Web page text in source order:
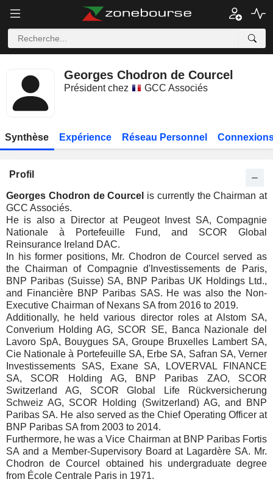
Georges Chodron de Courcel
Président chez GCC Associés
Synthèse Expérience Réseau Personnel
Profil
Georges Chodron de Courcel is currently the Chairman at
GCC Associés.
He is also a Director at Peugeot Invest SA, Compagnie
Nationale à Portefeuille Fund, and SCOR Global
Reinsurance Ireland DAC.
In his former positions, Mr. Chodron de Courcel served as
the Chairman of Compagnie d'Investissements de Paris,
BNP Paribas (Suisse) SA, BNP Paribas UK Holdings Ltd.,
and Financière BNP Paribas SAS. He was also the Non-
Executive Chairman of Nexans SA from 2016 to 2019.
Additionally, he held various director roles at Alstom SA,
Converium Holding AG, SCOR SE, Banca Nazionale del
Lavoro SpA, Bouygues SA, Groupe Bruxelles Lambert SA,
Cie Nationale à Portefeuille SA, Erbe SA, Safran SA, Verner
Investissements SAS, Exane SA, LOVERVAL FINANCE
SA, SCOR Holding AG, BNP Paribas ZAO, SCOR
Switzerland AG, SCOR Global Life Rückversicherung
Schweiz AG, SCOR Holding (Switzerland) AG, and BNP
Paribas SA. He also served as the Chief Operating Officer at
BNP Paribas SA from 2003 to 2014.
Furthermore, he was a Vice Chairman at BNP Paribas Fortis
SA and a Member-Supervisory Board at Lagardère SA. Mr.
Chodron de Courcel obtained his undergraduate degree
from École Centrale Paris in 1971.